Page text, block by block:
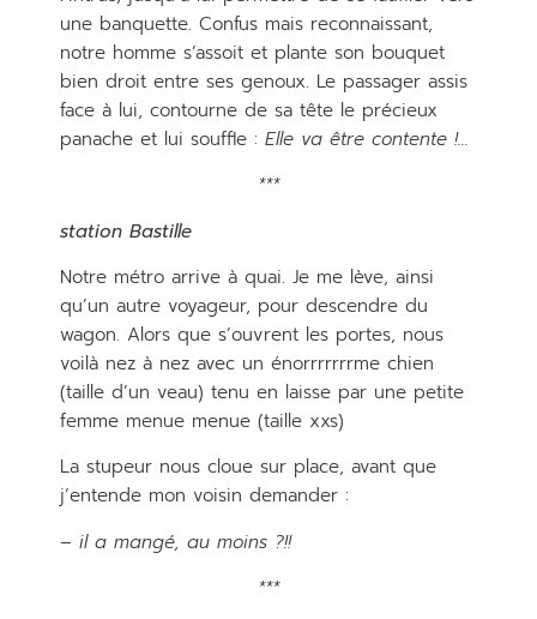
une banquette. Confus mais reconnaissant,
notre homme s’assoit et plante son bouquet
bien droit entre ses genoux. Le passager assis
face à lui, contourne de sa tête le précieux
panache et lui souffle : Elle va être contente !…
***
station Bastille
Notre métro arrive à quai. Je me lève, ainsi
qu’un autre voyageur, pour descendre du
wagon. Alors que s’ouvrent les portes, nous
voilà nez à nez avec un énorrrrrrrme chien
(taille d’un veau) tenu en laisse par une petite
femme menue menue (taille xxs)
La stupeur nous cloue sur place, avant que
j’entende mon voisin demander :
– il a mangé, au moins ?!!
***